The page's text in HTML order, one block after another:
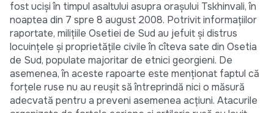
fost ucişi în timpul asaltului asupra oraşului Tskhinvali, în
noaptea din 7 spre 8 august 2008. Potrivit informaţiilor
raportate, miliţiile Osetiei de Sud au jefuit şi distrus
locuinţele şi proprietăţile civile în cîteva sate din Osetia
de Sud, populate majoritar de etnici georgieni. De
asemenea, în aceste rapoarte este menţionat faptul că
forţele ruse nu au reuşit să întreprindă nici o măsură
adecvată pentru a preveni asemenea acţiuni. Atacurile